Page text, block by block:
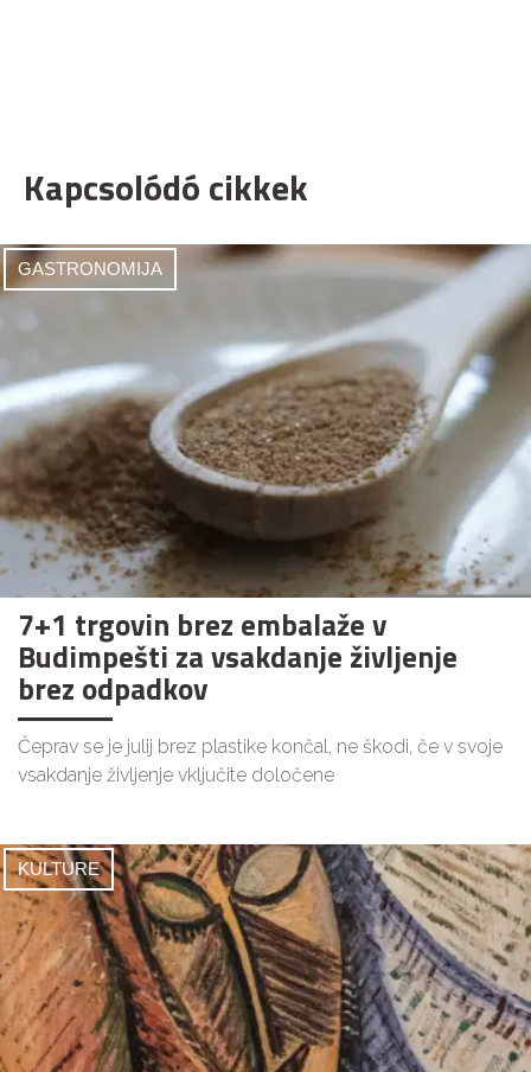
Kapcsolódó cikkek
GASTRONOMIJA
7+1 trgovin brez embalaže v
Budimpešti za vsakdanje življenje
brez odpadkov
Čeprav se je julij brez plastike končal, ne škodi, če v svoje
vsakdanje življenje vključite določene
KULTURE